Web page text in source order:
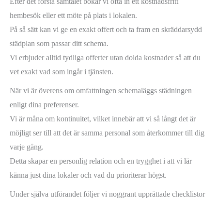
hembesök eller ett möte på plats i lokalen.
På så sätt kan vi ge en exakt offert och ta fram en skräddarsydd
städplan som passar ditt schema.
Vi erbjuder alltid tydliga offerter utan dolda kostnader så att du
vet exakt vad som ingår i tjänsten.
När vi är överens om omfattningen schemaläggs städningen
enligt dina preferenser.
Vi är måna om kontinuitet, vilket innebär att vi så långt det är
möjligt ser till att det är samma personal som återkommer till dig
varje gång.
Detta skapar en personlig relation och en trygghet i att vi lär
känna just dina lokaler och vad du prioriterar högst.
Under själva utförandet följer vi noggrant upprättade checklistor